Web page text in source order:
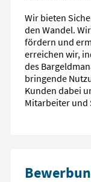
Wir bieten
den Wandel.
fördern und
erreichen wir,
des
bringende
Kunden dabei
Mit­arbeiter und